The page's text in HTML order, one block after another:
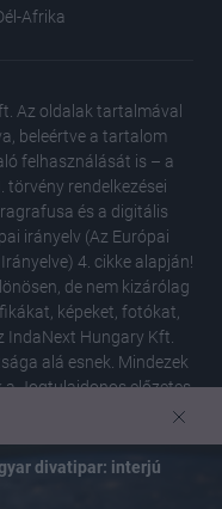
divatipar: interjú
Afrika
Az oldalak tartalmával
beleértve a tartalom
felhasználását is – a
törvény rendelkezései
és a digitális
irányelv (Az Európai
4. cikke alapján!
de nem kizárólag
képeket, fotókat,
IndaNext Hungary Kft.
alá esnek. Mindezek
a Jogtulajdonos előzetes
kivezető linkeken
pontos és hiteles
törekszik, de a